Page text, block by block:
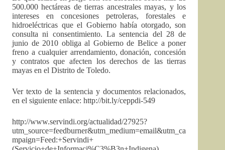
500.000 hectáreas de tierras ancestrales mayas, y los
intereses en concesiones petroleras, forestales e
hidroeléctricas que el Gobierno había otorgado, son
consulta ni consentimiento. La sentencia del 28 de
junio de 2010 obliga al Gobierno de Belice a poner
freno a cualquier arrendamiento, donación, concesión
y contratos que afecten los derechos de las tierras
mayas en el Distrito de Toledo.
Ver texto de la sentencia y documentos relacionados,
en el siguiente enlace: http://bit.ly/ceppdi-549
http://www.servindi.org/actualidad/27925?
utm_source=feedburner&utm_medium=email&utm_ca
mpaign=Feed:+Servindi+